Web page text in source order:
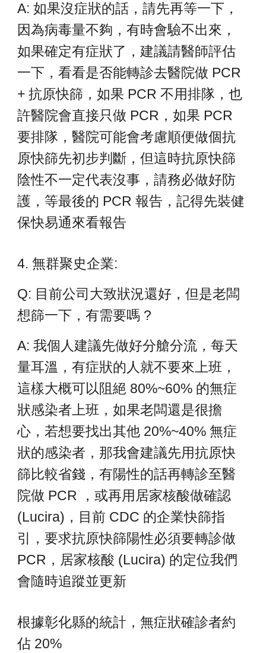
A: 如果沒症狀的話，請先再等一下，
因為病毒量不夠，有時會驗不出來，
如果確定有症狀了，建議請醫師評估
一下，看看是否能轉診去醫院做 PCR
+ 抗原快篩，如果 PCR 不用排隊，也
許醫院會直接只做 PCR，如果 PCR
要排隊，醫院可能會考慮順便做個抗
原快篩先初步判斷，但這時抗原快篩
陰性不一定代表沒事，請務必做好防
護，等最後的 PCR 報告，記得先裝健
保快易通來看報告
4. 無群聚史企業:
Q: 目前公司大致狀況還好，但是老闆
想篩一下，有需要嗎 ?
A: 我個人建議先做好分艙分流，每天
量耳溫，有症狀的人就不要來上班，
這樣大概可以阻絕 80%~60% 的無症
狀感染者上班，如果老闆還是很擔
心，若想要找出其他 20%~40% 無症
狀的感染者，那我會建議先用抗原快
篩比較省錢，有陽性的話再轉診至醫
院做 PCR ，或再用居家核酸做確認
(Lucira)，目前 CDC 的企業快篩指
引，要求抗原快篩陽性必須要轉診做
PCR，居家核酸 (Lucira) 的定位我們
會隨時追蹤並更新
根據彰化縣的統計，無症狀確診者約
佔 20%